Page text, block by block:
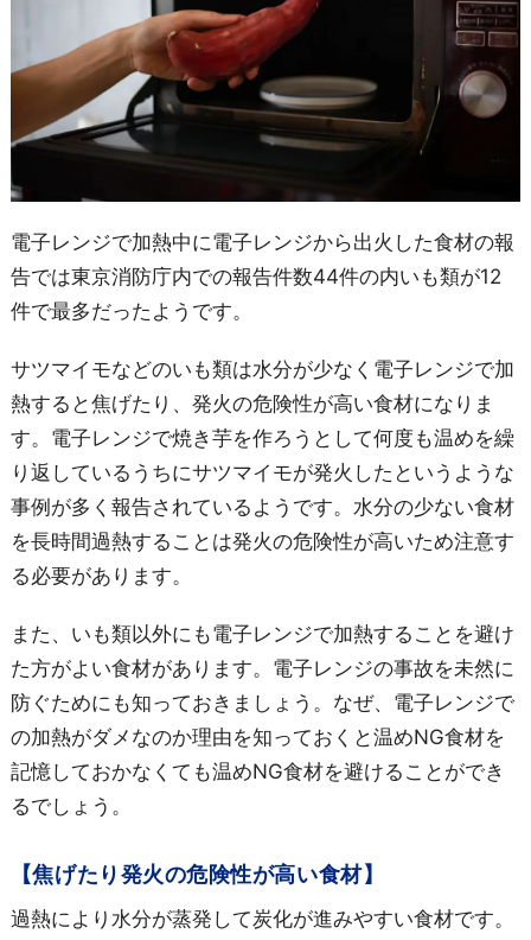
電子レンジで加熱中に電子レンジから出火した食材の報
告では東京消防庁内での報告件数44件の内いも類が12
件で最多だったようです。
サツマイモなどのいも類は水分が少なく電子レンジで加
熱すると焦げたり、発火の危険性が高い食材になりま
す。電子レンジで焼き芋を作ろうとして何度も温めを繰
り返しているうちにサツマイモが発火したというような
事例が多く報告されているようです。水分の少ない食材
を長時間過熱することは発火の危険性が高いため注意す
る必要があります。
また、いも類以外にも電子レンジで加熱することを避け
た方がよい食材があります。電子レンジの事故を未然に
防ぐためにも知っておきましょう。なぜ、電子レンジで
の加熱がダメなのか理由を知っておくと温めNG食材を
記憶しておかなくても温めNG食材を避けることができ
るでしょう。
【焦げたり発火の危険性が高い食材】
過熱により水分が蒸発して炭化が進みやすい食材です。